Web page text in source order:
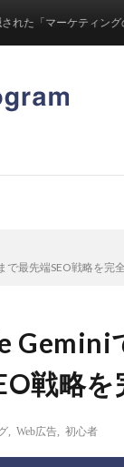
ケティングの罠」とは
最先端SEO戦略を完
Gemini
戦略
Web広告 初心者